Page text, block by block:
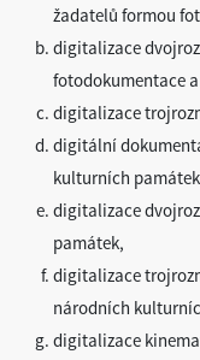
žadatelů formou
digitalizace
fotodokumentace
digitalizace
digitální
kulturních
digitalizace
památek,
digitalizace
národních
digitalizace